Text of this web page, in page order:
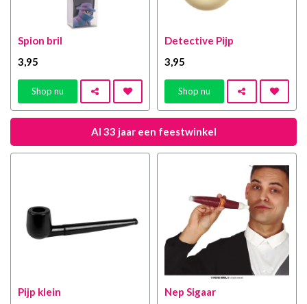
Spion bril
3,95
Shop nu
Detective Pijp
3,95
Shop nu
Al 33 jaar een feestwinkel
Pijp klein
Nep Sigaar